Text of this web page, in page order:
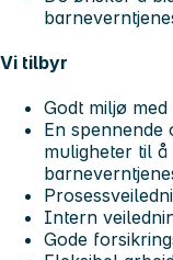
Vi tilbyr
Godt miljø
En spennende
muligheter til
Intern
Gode